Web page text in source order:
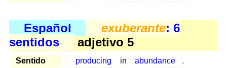
Español exuberante: 6
sentidos
adjetivo 5
Sentido producing in abundance
.